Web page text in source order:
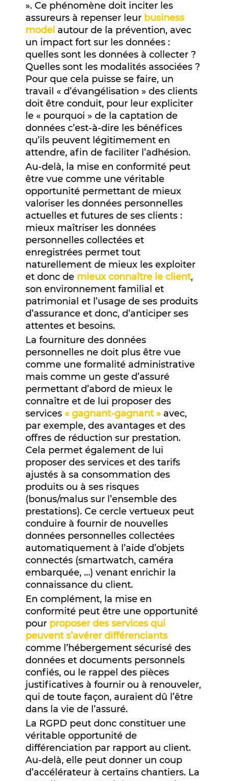
». Ce phénomène doit inciter les
assureurs à repenser leur business
model autour de la prévention, avec
un impact fort sur les données :
quelles sont les données à collecter ?
Quelles sont les modalités associées ?
Pour que cela puisse se faire, un
travail « d’évangélisation » des clients
doit être conduit, pour leur expliciter
le « pourquoi » de la captation de
données c’est-à-dire les bénéfices
qu’ils peuvent légitimement en
attendre, afin de faciliter l’adhésion.
Au-delà, la mise en conformité peut
être vue comme une véritable
opportunité permettant de mieux
valoriser les données personnelles
actuelles et futures de ses clients :
mieux maîtriser les données
personnelles collectées et
enregistrées permet tout
naturellement de mieux les exploiter
et donc de mieux connaître le client,
son environnement familial et
patrimonial et l’usage de ses produits
d’assurance et donc, d’anticiper ses
attentes et besoins.
La fourniture des données
personnelles ne doit plus être vue
comme une formalité administrative
mais comme un geste d’assuré
permettant d’abord de mieux le
connaître et de lui proposer des
services « gagnant-gagnant » avec,
par exemple, des avantages et des
offres de réduction sur prestation.
Cela permet également de lui
proposer des services et des tarifs
ajustés à sa consommation des
produits ou à ses risques
(bonus/malus sur l’ensemble des
prestations). Ce cercle vertueux peut
conduire à fournir de nouvelles
données personnelles collectées
automatiquement à l’aide d’objets
connectés (smartwatch, caméra
embarquée, …) venant enrichir la
connaissance du client.
En complément, la mise en
conformité peut être une opportunité
pour proposer des services qui
peuvent s’avérer différenciants
comme l’hébergement sécurisé des
données et documents personnels
confiés, ou le rappel des pièces
justificatives à fournir ou à renouveler,
qui de toute façon, auraient dû l’être
dans la vie de l’assuré.
La RGPD peut donc constituer une
véritable opportunité de
différenciation par rapport au client.
Au-delà, elle peut donner un coup
d’accélérateur à certains chantiers. La